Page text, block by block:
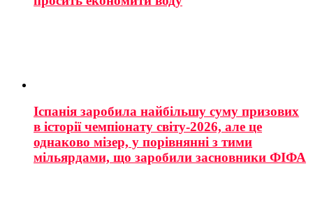
Іспанія заробила найбільшу суму призових
в історії чемпіонату світу-2026, але це
однаково мізер, у порівнянні з тими
мільярдами, що заробили засновники ФІФА